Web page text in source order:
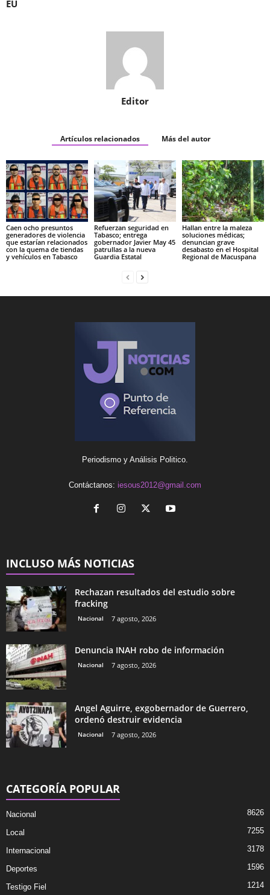
EU
Editor
Artículos relacionados Más del autor
Caen ocho presuntos
generadores de violencia
que estarían relacionados
con la quema de tiendas
y vehículos en Tabasco
Refuerzan seguridad en
Tabasco; entrega
gobernador Javier May 45
patrullas a la nueva
Guardia Estatal
Hallan entre la maleza
soluciones médicas;
denuncian grave
desabasto en el Hospital
Regional de Macuspana
Periodismo y Análisis Politico.
Contáctanos: iesous2012@gmail.com
INCLUSO MÁS NOTICIAS
Rechazan resultados del estudio sobre
fracking
Nacional 7 agosto, 2026
Denuncia INAH robo de información
Nacional 7 agosto, 2026
Angel Aguirre, exgobernador de Guerrero,
ordenó destruir evidencia
Nacional 7 agosto, 2026
CATEGORÍA POPULAR
Nacional 8626
Local 7255
Internacional 3178
Deportes 1596
Testigo Fiel 1214